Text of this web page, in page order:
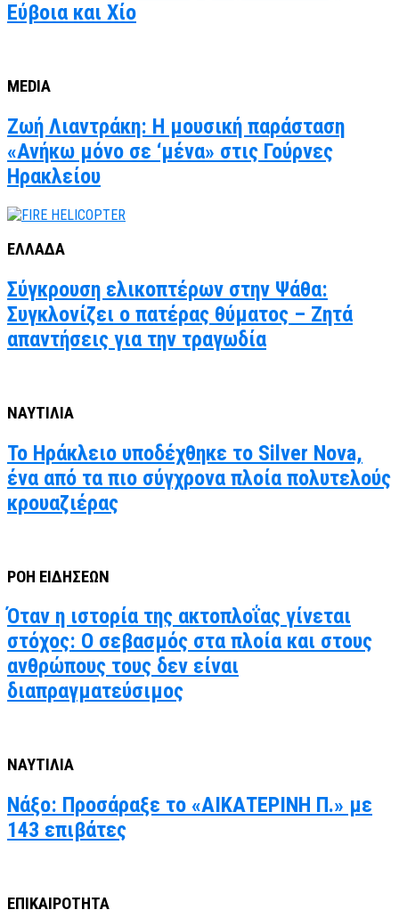
Εύβοια και Χίο
MEDIA
Ζωή Λιαντράκη: Η μουσική παράσταση
«Ανήκω μόνο σε ‘μένα» στις Γούρνες
Ηρακλείου
ΕΛΛΑΔΑ
Σύγκρουση ελικοπτέρων στην Ψάθα:
Συγκλονίζει ο πατέρας θύματος – Ζητά
απαντήσεις για την τραγωδία
ΝΑΥΤΙΛΙΑ
Το Ηράκλειο υποδέχθηκε το Silver Nova,
ένα από τα πιο σύγχρονα πλοία πολυτελούς
κρουαζιέρας
ΡΟΗ ΕΙΔΗΣΕΩΝ
Όταν η ιστορία της ακτοπλοΐας γίνεται
στόχος: Ο σεβασμός στα πλοία και στους
ανθρώπους τους δεν είναι
διαπραγματεύσιμος
ΝΑΥΤΙΛΙΑ
Νάξο: Προσάραξε το «ΑΙΚΑΤΕΡΙΝΗ Π.» με
143 επιβάτες
ΕΠΙΚΑΙΡΟΤΗΤΑ